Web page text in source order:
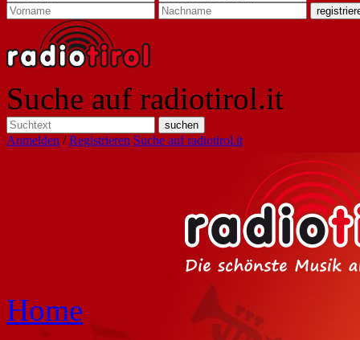
Suche auf radiotirol.it
Anmelden /Registrieren Suche auf radiotirol.it
Home